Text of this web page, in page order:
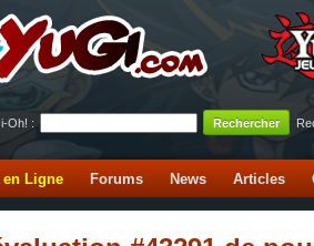
Oh! :
en Ligne Forums News Articles